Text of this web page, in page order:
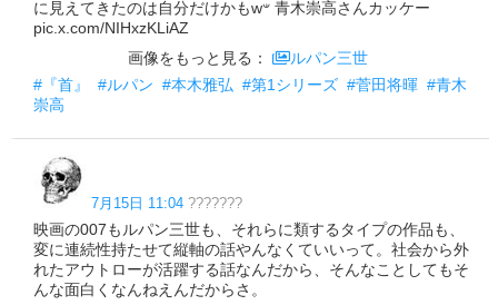
に見えてきたのは自分だけかもw𐤔 青木崇高さんカッケー
pic.x.com/NIHxzKLiAZ
画像をもっと見る：
ルパン三世
#『首』
#ルパン #本木雅弘 #第1シリーズ #菅田将暉 #青木
崇高
7月15日 11:04 ???????
映画の007もルパン三世も、それらに類するタイプの作品も、
変に連続性持たせて縦軸の話やんなくていいって。社会から外
れたアウトローが活躍する話なんだから、そんなことしてもそ
んな面白くなんねえんだからさ。